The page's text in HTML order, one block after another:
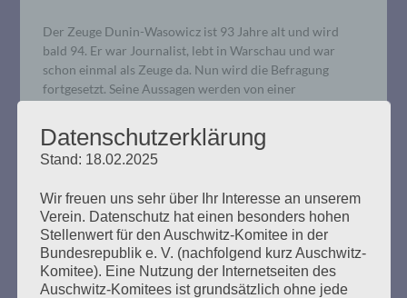
Der Zeuge Dunin-Wasowicz ist 93 Jahre alt und wird
bald 94. Er war Journalist, lebt in Warschau und war
schon einmal als Zeuge da. Nun wird die Befragung
fortgesetzt. Seine Aussagen werden von einer
Verteidiger Waterkamp kündigte Fragen an („Nichts
Schlimmes, keine Angst“). Er fragte nach dem „Netzwerk“,
welches…
mehr ...
Datenschutzerklärung
Stand: 18.02.2025
Wir freuen uns sehr über Ihr Interesse an unserem
Verein. Datenschutz hat einen besonders hohen
Stellenwert für den Auschwitz-Komitee in der
Bundesrepublik e. V. (nachfolgend kurz Auschwitz-
Komitee). Eine Nutzung der Internetseiten des
Auschwitz-Komitees ist grundsätzlich ohne jede